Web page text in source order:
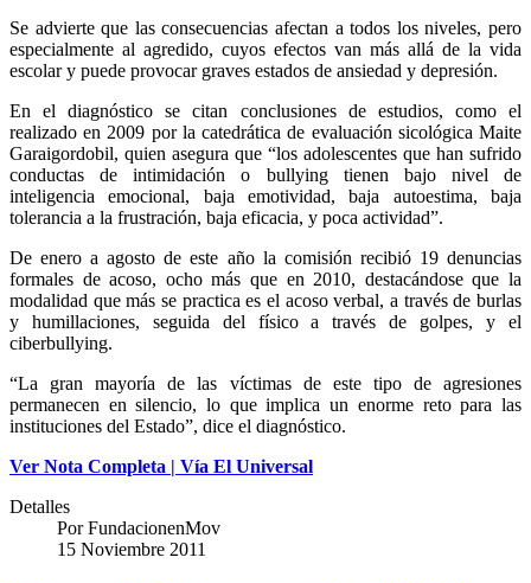
Se advierte que las consecuencias afectan a todos los niveles, pero
especialmente al agredido, cuyos efectos van más allá de la vida
escolar y puede provocar graves estados de ansiedad y depresión.
En el diagnóstico se citan conclusiones de estudios, como el
realizado en 2009 por la catedrática de evaluación sicológica Maite
Garaigordobil, quien asegura que “los adolescentes que han sufrido
conductas de intimidación o bullying tienen bajo nivel de
inteligencia emocional, baja emotividad, baja autoestima, baja
tolerancia a la frustración, baja eficacia, y poca actividad”.
De enero a agosto de este año la comisión recibió 19 denuncias
formales de acoso, ocho más que en 2010, destacándose que la
modalidad que más se practica es el acoso verbal, a través de burlas
y humillaciones, seguida del físico a través de golpes, y el
ciberbullying.
“La gran mayoría de las víctimas de este tipo de agresiones
permanecen en silencio, lo que implica un enorme reto para las
instituciones del Estado”, dice el diagnóstico.
Ver Nota Completa | Vía El Universal
Detalles
PorFundacionenMov
15 Noviembre 2011